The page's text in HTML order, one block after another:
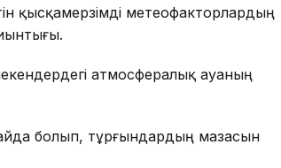
қысқамерзімді метеофакторлардың
атмосфералық ауаның
болып, тұрғындардың мазасын